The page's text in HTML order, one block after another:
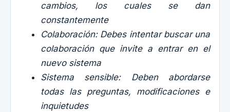
cambios, los cuales se dan
constantemente
Colaboración: Debes intentar buscar una
colaboración que invite a entrar en el
nuevo sistema
Sistema sensible: Deben abordarse
todas las preguntas, modificaciones e
inquietudes